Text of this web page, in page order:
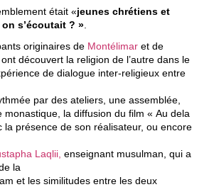
l
a
D
r
ô
m
e
,
était «jeunes chrétiens et
s’écoutait ? »
originaires de Montélimar et de
ont découvert la religion de l’autre dans le
de dialogue inter-religieux entre
par des ateliers, une assemblée,
monastique, la diffusion du film « Au dela
la présence de son réalisateur, ou encore
Laqlii, enseignant musulman, qui a
la
et les similitudes entre les deux